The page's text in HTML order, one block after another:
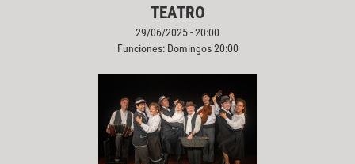
TEATRO
29/06/2025 - 20:00
Funciones: Domingos 20:00